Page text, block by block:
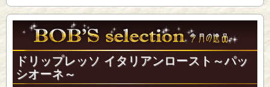
ドリップレッソ イタリアンロースト～パッ
シオーネ～